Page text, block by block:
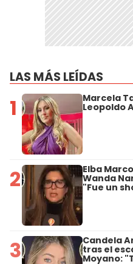
LAS MÁS LEÍDAS
1 Marcela
Leopoldo
2 Elba
Wanda
"Fue un
3 Candela
tras el
Moyano: